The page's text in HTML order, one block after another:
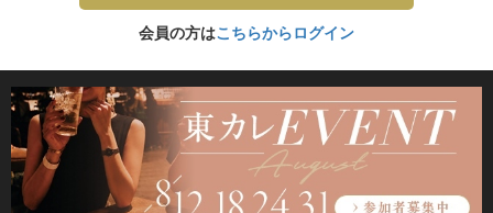
会員の方はこちらからログイン